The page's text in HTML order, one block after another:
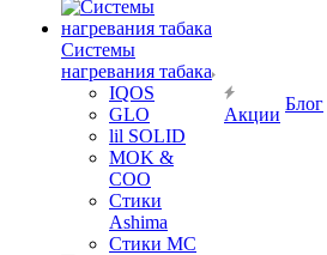
Системы
нагревания табака
IQOS
GLO
lil SOLID
MOK &
COO
Стики
Ashima
Стики MC
Акции
Блог